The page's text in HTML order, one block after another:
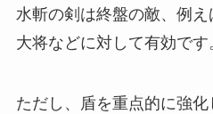
水斬の剣は終盤の敵、例
大将などに対して有効です
ただし、盾を重点的に強